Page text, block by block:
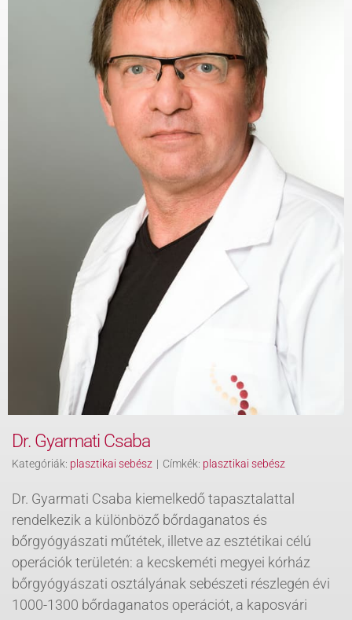
KAPCSOLAT
Dr. Gyarmati Csaba
Kategóriák: plasztikai sebész | Címkék: plasztikai sebész
Dr. Gyarmati Csaba kiemelkedő tapasztalattal
rendelkezik a különböző bőrdaganatos és
bőrgyógyászati műtétek, illetve az esztétikai célú
operációk területén: a kecskeméti megyei kórház
bőrgyógyászati osztályának sebészeti részlegén évi
1000-1300 bőrdaganatos operációt, a kaposvári